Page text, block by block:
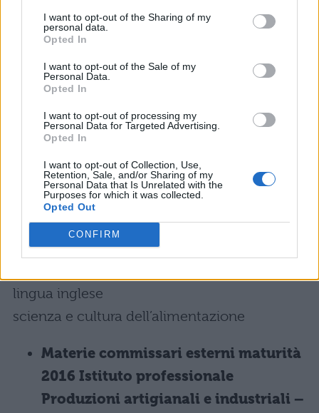
I want to opt-out of the Sharing of my
personal data.
Opted In
I want to opt-out of the Sale of my
Personal Data.
Opted In
I want to opt-out of processing my
Personal Data for Targeted Advertising.
Opted In
I want to opt-out of Collection, Use,
Retention, Sale, and/or Sharing of my
Personal Data that Is Unrelated with the
Purposes for which it was collected.
Opted Out
CONFIRM
italiana
lingua inglese
diritto e tecniche ammnistrative struttura
ricettiva
Materie commissari esterni maturità
2016 Istituto professionale Servizi
per l’enogastronomia e l’ospitalità
alberghiera – articolazione
accoglienza turistica
prima prova scritta e lingua e letteratura
lingua inglese
scienza e cultura dell’alimentazione
Materie commissari esterni maturità
2016 Istituto professionale
Produzioni artigianali e industriali –